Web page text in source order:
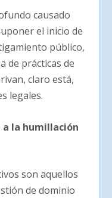
causado
el inicio de
público,
de prácticas de
claro está,
legales.
a la humillación
son aquellos
de dominio